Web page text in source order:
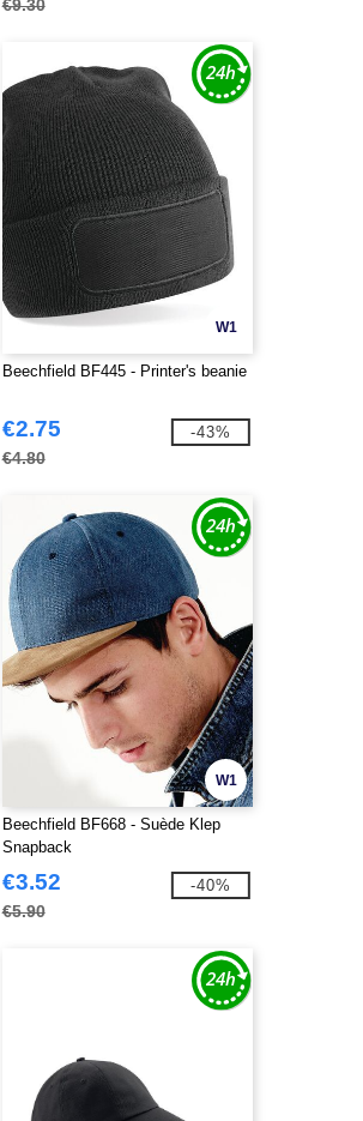
€9.30
W1
Beechfield BF445 - Printer's beanie
€2.75
€4.80
-43%
W1
Beechfield BF668 - Suède Klep
Snapback
€3.52
€5.90
-40%